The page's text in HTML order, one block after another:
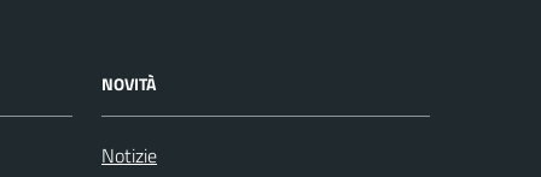
NOVITÀ
Notizie